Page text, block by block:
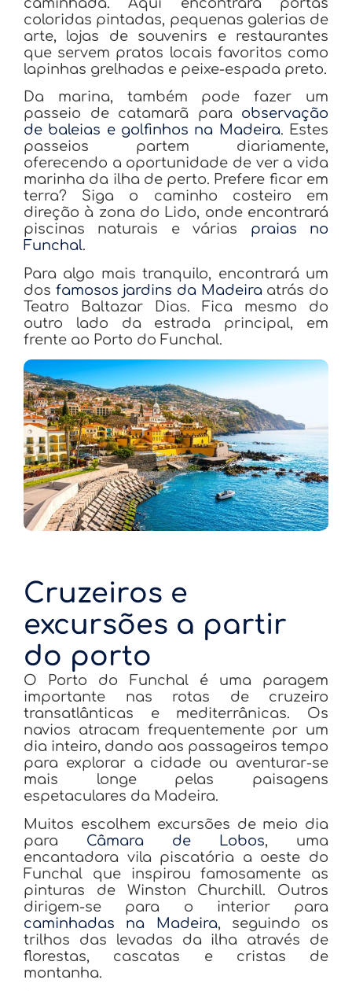
coloridas pintadas, pequenas galerias de
arte, lojas de souvenirs e restaurantes
que servem pratos locais favoritos como
lapinhas grelhadas e peixe-espada preto.
Da marina, também pode fazer um
passeio de catamarã para observação
de baleias e golfinhos na Madeira. Estes
passeios partem diariamente,
oferecendo a oportunidade de ver a vida
marinha da ilha de perto. Prefere ficar em
terra? Siga o caminho costeiro em
direção à zona do Lido, onde encontrará
piscinas naturais e várias praias no
Funchal.
Para algo mais tranquilo, encontrará um
dos famosos jardins da Madeiraatrás do
Teatro Baltazar Dias. Fica mesmo do
outro lado da estrada principal, em
frente ao Porto do Funchal.
Cruzeiros e
excursões a partir
do porto
O Porto do Funchal é uma paragem
importante nas rotas de cruzeiro
transatlânticas e mediterrânicas. Os
navios atracam frequentemente por um
dia inteiro, dando aos passageiros tempo
para explorar a cidade ou aventurar-se
mais longe pelas paisagens
espetaculares da Madeira.
Muitos escolhem excursões de meio dia
para Câmara de Lobos, uma
encantadora vila piscatória a oeste do
Funchal que inspirou famosamente as
pinturas de Winston Churchill. Outros
dirigem-se para o interior para
caminhadas na Madeira, seguindo os
trilhos das levadas da ilha através de
florestas, cascatas e cristas de
montanha.